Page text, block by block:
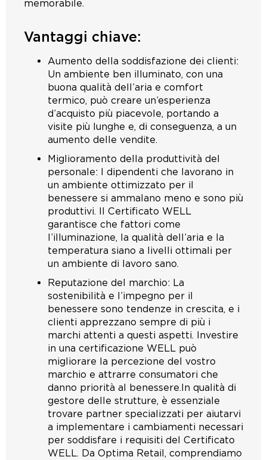
memorabile.
Vantaggi chiave:
Aumento della soddisfazione dei clienti:
Un ambiente ben illuminato, con una
buona qualità dell’aria e comfort
termico, può creare un’esperienza
d’acquisto più piacevole, portando a
visite più lunghe e, di conseguenza, a un
aumento delle vendite.
Miglioramento della produttività del
personale: I dipendenti che lavorano in
un ambiente ottimizzato per il
benessere si ammalano meno e sono più
produttivi. Il Certificato WELL
garantisce che fattori come
l’illuminazione, la qualità dell’aria e la
temperatura siano a livelli ottimali per
un ambiente di lavoro sano.
Reputazione del marchio: La
sostenibilità e l’impegno per il
benessere sono tendenze in crescita, e i
clienti apprezzano sempre di più i
marchi attenti a questi aspetti. Investire
in una certificazione WELL può
migliorare la percezione del vostro
marchio e attrarre consumatori che
danno priorità al benessere.In qualità di
gestore delle strutture, è essenziale
trovare partner specializzati per aiutarvi
a implementare i cambiamenti necessari
per soddisfare i requisiti del Certificato
WELL. Da Optima Retail, comprendiamo